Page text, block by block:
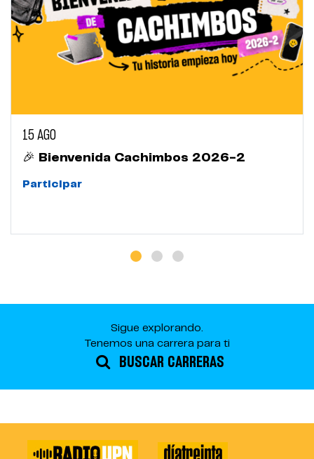
15 AGO
🎉 Bienvenida Cachimbos 2026-2
Participar
Sigue explorando.
Tenemos una carrera para ti
BUSCAR CARRERAS